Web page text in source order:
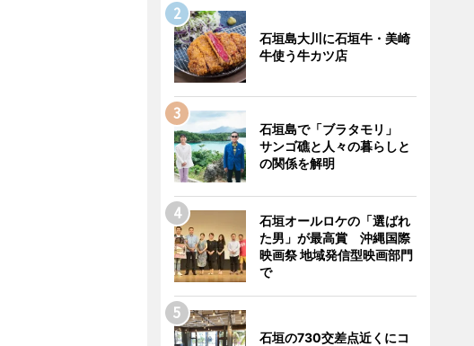
石垣島大川に石垣牛・美崎
牛使う牛カツ店
石垣島で「ブラタモリ」
サンゴ礁と人々の暮らしと
の関係を解明
石垣オールロケの「選ばれ
た男」が最高賞 沖縄国際
映画祭 地域発信型映画部門
で
石垣の730交差点近くにコ